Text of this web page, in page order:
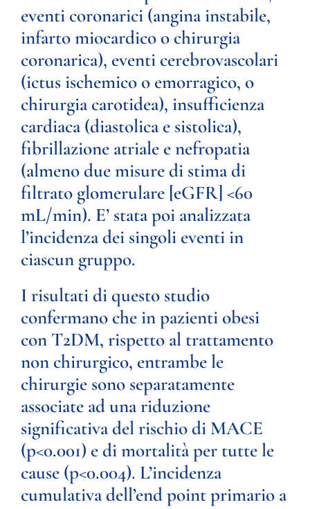
eventi coronarici (angina instabile,
infarto miocardico o chirurgia
coronarica), eventi cerebrovascolari
(ictus ischemico o emorragico, o
chirurgia carotidea), insufficienza
cardiaca (diastolica e sistolica),
fibrillazione atriale e nefropatia
(almeno due misure di stima di
filtrato glomerulare [eGFR] <60
mL/min). E’ stata poi analizzata
l’incidenza dei singoli eventi in
ciascun gruppo.
I risultati di questo studio
confermano che in pazienti obesi
con T2DM, rispetto al trattamento
non chirurgico, entrambe le
chirurgie sono separatamente
associate ad una riduzione
significativa del rischio di MACE
(p<0.001) e di mortalità per tutte le
cause (p<0.004). L’incidenza
cumulativa dell’end point primario a